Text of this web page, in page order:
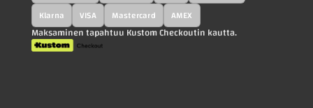
Klarna
VISA Mastercard AMEX
Maksaminen tapahtuu Kustom Checkoutin kautta.